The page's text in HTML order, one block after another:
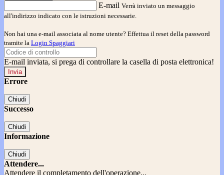
E-mail Verrà inviato un messaggio
all'indirizzo indicato con le istruzioni necessarie.
Non hai una e-mail associata al nome utente? Effettua il reset della password
tramite la Login Spaggiari
E-mail inviata, si prega di controllare la casella di posta elettronica!
Errore
Chiudi
Successo
Chiudi
Informazione
Chiudi
Attendere...
Attendere il completamento dell'operazione...